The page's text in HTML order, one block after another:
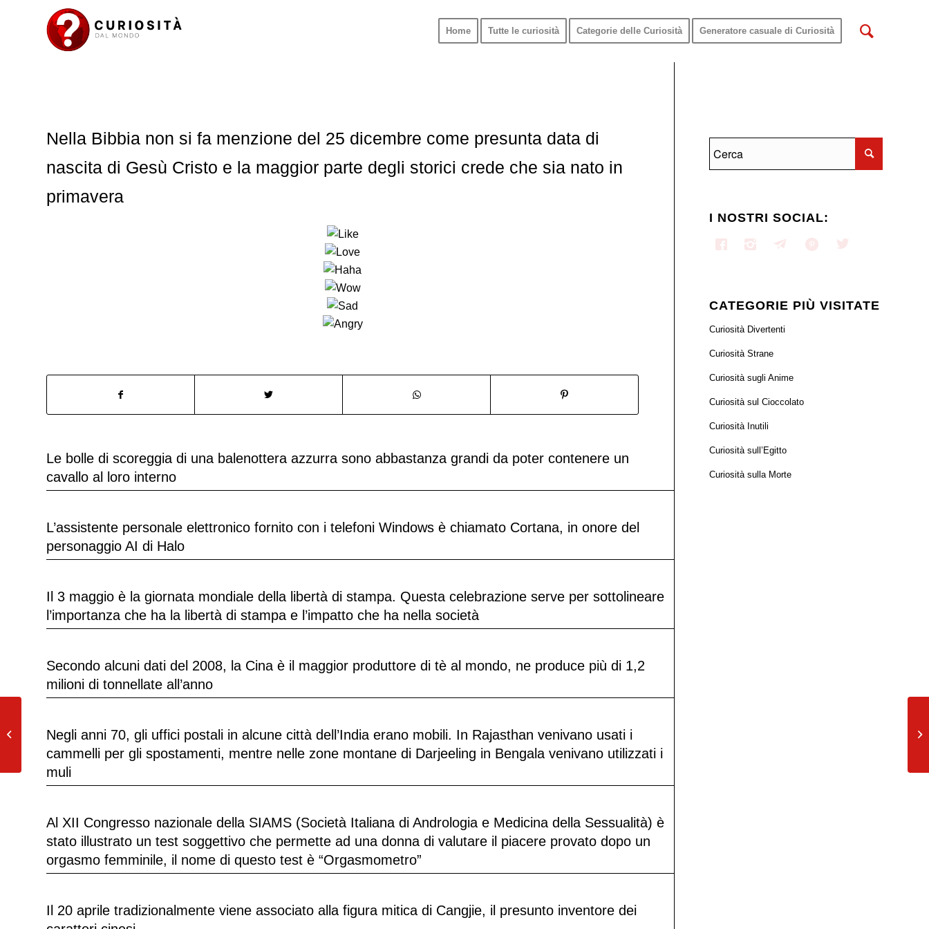
Home Tutte le curiosità Categorie delle Curiosità Generatore casuale di Curiosità
Nella Bibbia non si fa menzione del 25 dicembre come presunta data di
nascita di Gesù Cristo e la maggior parte degli storici crede che sia nato in
primavera
Le bolle di scoreggia di una balenottera azzurra sono abbastanza grandi da poter contenere un
cavallo al loro interno
L’assistente personale elettronico fornito con i telefoni Windows è chiamato Cortana, in onore del
personaggio AI di Halo
Il 3 maggio è la giornata mondiale della libertà di stampa. Questa celebrazione serve per sottolineare
l’importanza che ha la libertà di stampa e l’impatto che ha nella società
Secondo alcuni dati del 2008, la Cina è il maggior produttore di tè al mondo, ne produce più di 1,2
milioni di tonnellate all’anno
Negli anni 70, gli uffici postali in alcune città dell’India erano mobili. In Rajasthan venivano usati i
cammelli per gli spostamenti, mentre nelle zone montane di Darjeeling in Bengala venivano utilizzati i
muli
Al XII Congresso nazionale della SIAMS (Società Italiana di Andrologia e Medicina della Sessualità) è
stato illustrato un test soggettivo che permette ad una donna di valutare il piacere provato dopo un
orgasmo femminile, il nome di questo test è “Orgasmometro”
Il 20 aprile tradizionalmente viene associato alla figura mitica di Cangjie, il presunto inventore dei
I NOSTRI SOCIAL:
CATEGORIE PIÙ VISITATE
Curiosità Divertenti
Curiosità Strane
Curiosità sugli Anime
Curiosità sul Cioccolato
Curiosità Inutili
Curiosità sull’Egitto
Curiosità sulla Morte
“Astro del Ciel” è la canzone di Natale
più registrata della storia,...